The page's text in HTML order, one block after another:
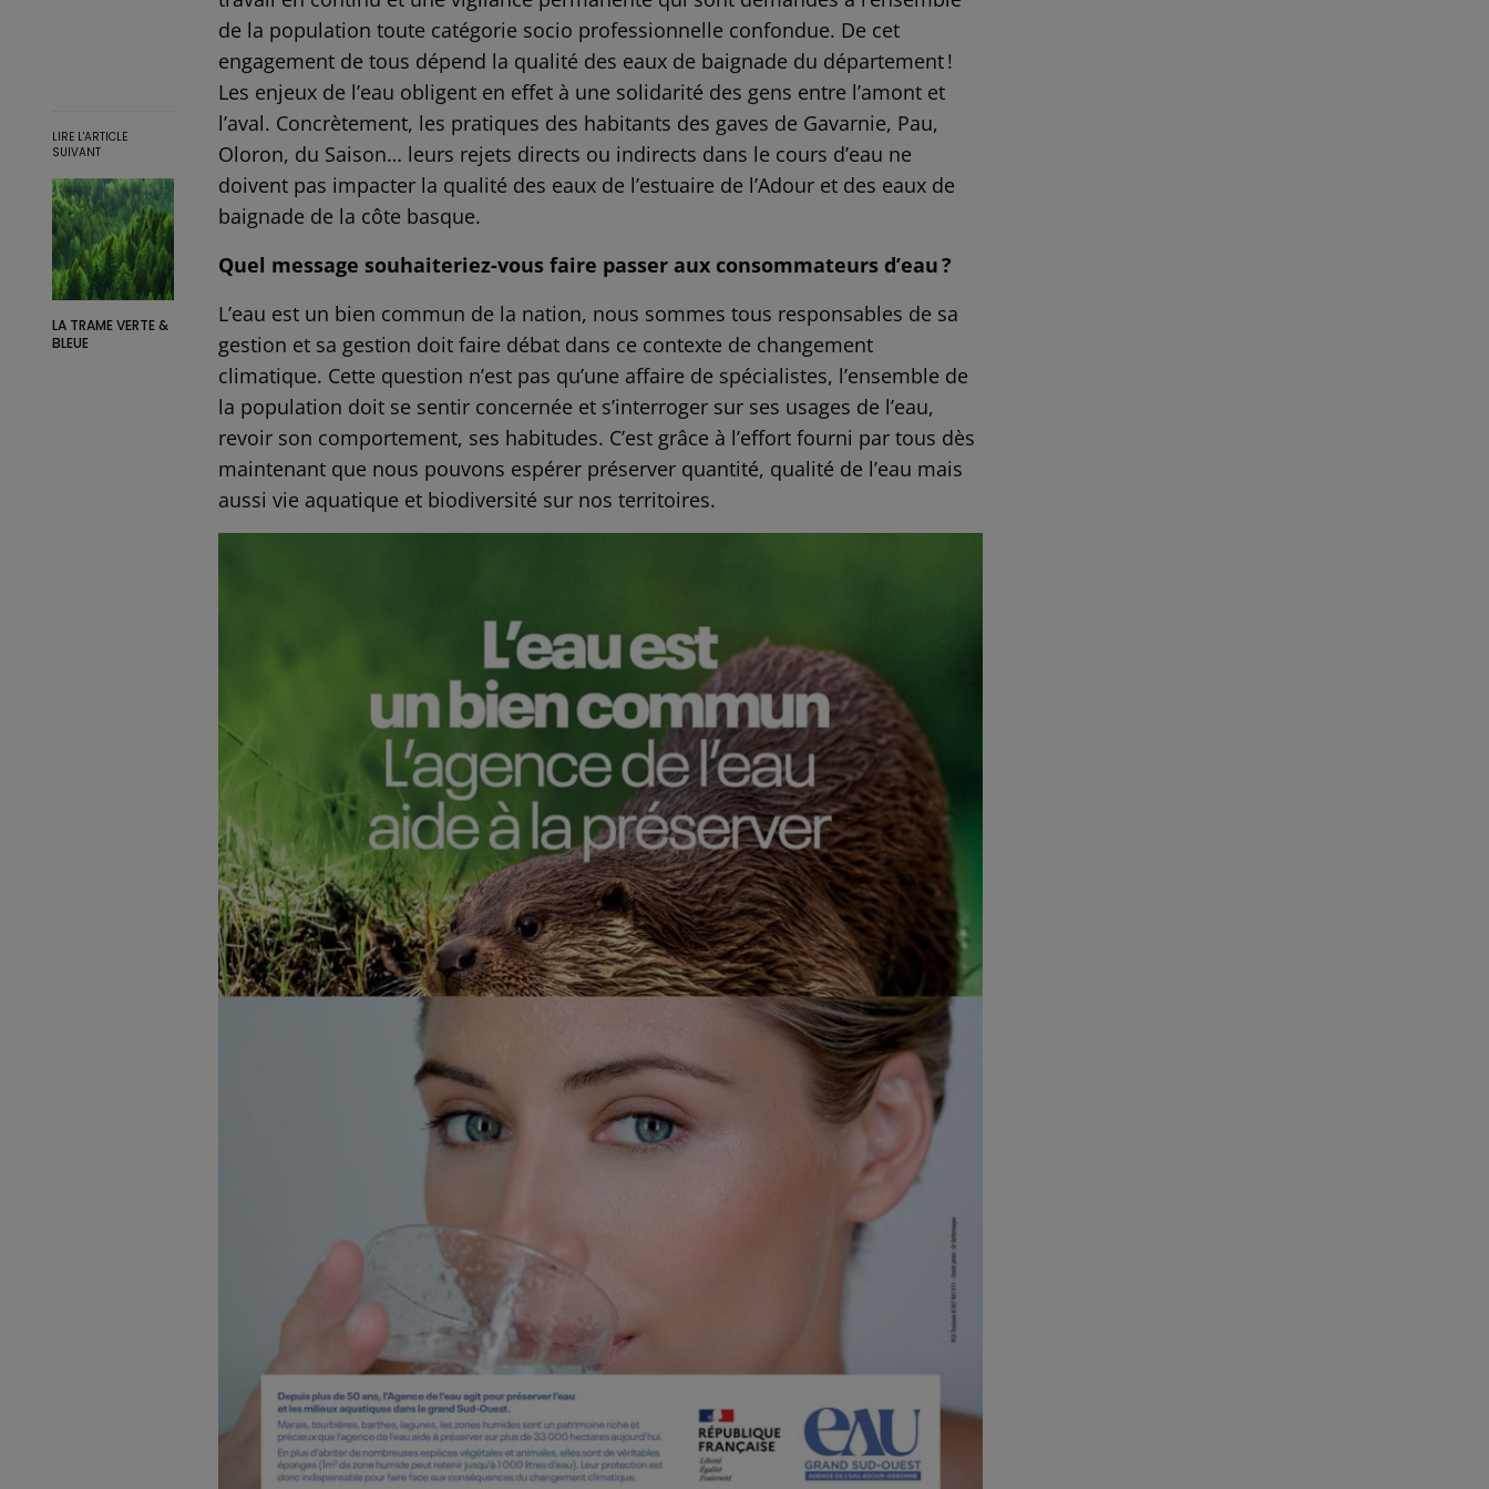
LIRE L'ARTICLE
SUIVANT
LA TRAME VERTE &
BLEUE
de la population toute catégorie socio professionnelle confondue. De cet
engagement de tous dépend la qualité des eaux de baignade du département !
Les enjeux de l’eau obligent en effet à une solidarité des gens entre l’amont et
l’aval. Concrètement, les pratiques des habitants des gaves de Gavarnie, Pau,
Oloron, du Saison… leurs rejets directs ou indirects dans le cours d’eau ne
doivent pas impacter la qualité des eaux de l’estuaire de l’Adour et des eaux de
baignade de la côte basque.
Quel message souhaiteriez-vous faire passer aux consommateurs d’eau ?
L’eau est un bien commun de la nation, nous sommes tous responsables de sa
gestion et sa gestion doit faire débat dans ce contexte de changement
climatique. Cette question n’est pas qu’une affaire de spécialistes, l’ensemble de
la population doit se sentir concernée et s’interroger sur ses usages de l’eau,
revoir son comportement, ses habitudes. C’est grâce à l’effort fourni par tous dès
maintenant que nous pouvons espérer préserver quantité, qualité de l’eau mais
aussi vie aquatique et biodiversité sur nos territoires.